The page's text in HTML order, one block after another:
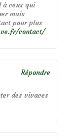
à ceux qui
mais
pour plus
contact/
des vivaces
Répondre